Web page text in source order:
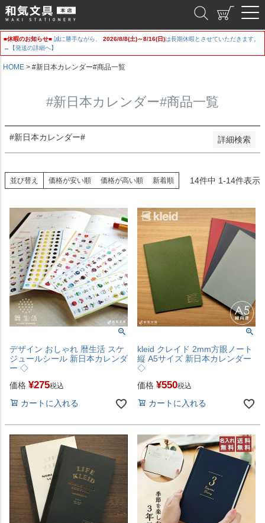
■休暇のお知らせ■ 誠に勝手ながら、 2026/8/8(土)～8/16(日)は長期休暇とさせていただきます。
→【発送の詳細へ】
HOME #新日本カレンダー#商品一覧
#新日本カレンダー#商品一覧
#新日本カレンダー# 詳細検索
登録順
価格が安い順
価格が高い順
優先度順
レビュー順
検索
並び替え 価格が安い順 価格が高い順 新着順 14件中 1-14件表示
デザイン おしゃれ 暦生活 スケ
ジュールシール 新日本カレンダ
ー ◇
価格 ¥275税込
カートに入れる
kleid クレイド 2mm方眼ノート
縦 A5サイズ 新日本カレンダー
◇
価格 ¥550税込
カートに入れる